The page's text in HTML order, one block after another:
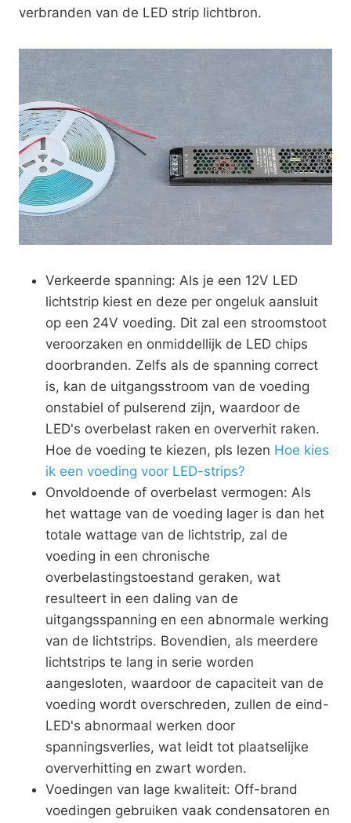
verbranden van de LED strip lichtbron.
Verkeerde spanning: Als je een 12V LED
lichtstrip kiest en deze per ongeluk aansluit
op een 24V voeding. Dit zal een stroomstoot
veroorzaken en onmiddellijk de LED chips
doorbranden. Zelfs als de spanning correct
is, kan de uitgangsstroom van de voeding
onstabiel of pulserend zijn, waardoor de
LED's overbelast raken en oververhit raken.
Hoe de voeding te kiezen, pls lezen Hoe kies
ik een voeding voor LED-strips?
Onvoldoende of overbelast vermogen: Als
het wattage van de voeding lager is dan het
totale wattage van de lichtstrip, zal de
voeding in een chronische
overbelastingstoestand geraken, wat
resulteert in een daling van de
uitgangsspanning en een abnormale werking
van de lichtstrips. Bovendien, als meerdere
lichtstrips te lang in serie worden
aangesloten, waardoor de capaciteit van de
voeding wordt overschreden, zullen de eind-
LED's abnormaal werken door
spanningsverlies, wat leidt tot plaatselijke
oververhitting en zwart worden.
Voedingen van lage kwaliteit: Off-brand
voedingen gebruiken vaak condensatoren en